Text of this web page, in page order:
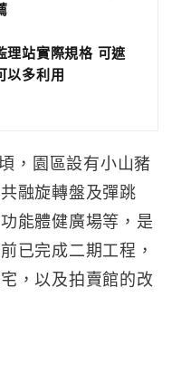
理站實際規格 可遮
以多利用
，園區設有小山豬
融旋轉盤及彈跳
能體健廣場等，是
已完成二期工程，
，以及拍賣館的改